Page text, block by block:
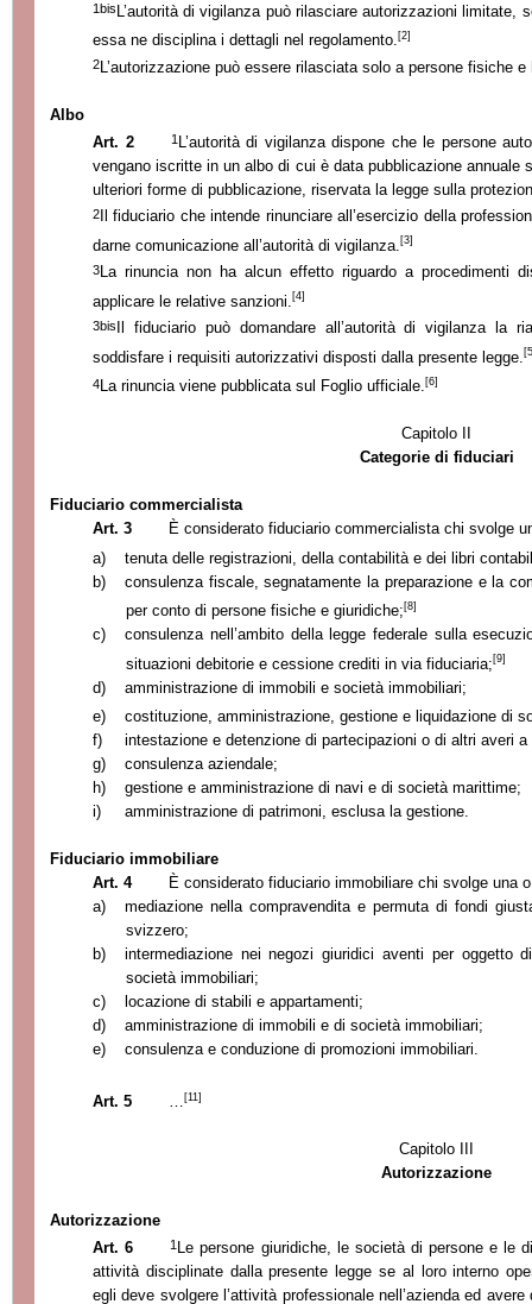
1bis L’autorità di vigilanza può rilasciare autorizzazioni limitate,
essa ne disciplina i dettagli nel regolamento. [2]
2 L’autorizzazione può essere rilasciata solo a persone fisiche
Albo
Art. 2
1L’autorità di vigilanza dispone che le persone
vengano iscritte in un albo di cui è data pubblicazione annuale
ulteriori forme di pubblicazione, riservata la legge sulla
2
Il fiduciario che intende rinunciare all’esercizio della
darne comunicazione all’autorità di vigilanza. [3]
3La rinuncia non ha alcun effetto riguardo a procedimenti
applicare le relative sanzioni. [4]
3bis
Il fiduciario può domandare all’autorità di vigilanza la
soddisfare i requisiti autorizzativi disposti dalla presente legge.
4La rinuncia viene pubblicata sul Foglio ufficiale. [6]
Capitolo II
Categorie di fiduciari
Fiduciario commercialista
Art. 3
È considerato fiduciario commercialista chi svolge
a)
tenuta delle registrazioni, della contabilità e dei libri
b)
consulenza fiscale, segnatamente la preparazione e la
per conto di persone fisiche e giuridiche; [8]
c)
consulenza nell’ambito della legge federale sulla
situazioni debitorie e cessione crediti in via fiduciaria; [9]
d)
amministrazione di immobili e società immobiliari;
e)
costituzione, amministrazione, gestione e liquidazione di
f)
intestazione e detenzione di partecipazioni o di altri averi
g)
consulenza aziendale;
h)
gestione e amministrazione di navi e di società marittime;
i)
amministrazione di patrimoni, esclusa la gestione.
Fiduciario immobiliare
Art. 4
È considerato fiduciario immobiliare chi svolge una
a)
mediazione nella compravendita e permuta di fondi
svizzero;
b)
intermediazione nei negozi giuridici aventi per oggetto
società immobiliari;
c)
locazione di stabili e appartamenti;
d)
amministrazione di immobili e di società immobiliari;
e)
consulenza e conduzione di promozioni immobiliari.
Art. 5 …[11]
Capitolo III
Autorizzazione
Autorizzazione
Art. 6
1Le persone giuridiche, le società di persone e le
attività disciplinate dalla presente legge se al loro interno
egli deve svolgere l’attività professionale nell’azienda ed